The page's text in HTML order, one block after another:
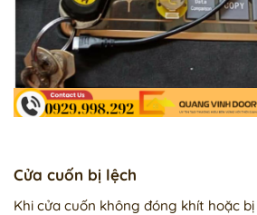
Cửa cuốn bị lệch
Khi cửa cuốn không đóng khít hoặc